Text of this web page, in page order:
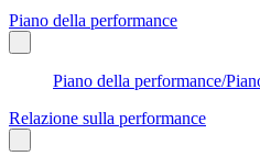
Piano della performance
Piano della performance/
Relazione sulla performance